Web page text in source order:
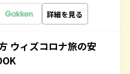
詳細を見る
ウィズコロナ旅の安